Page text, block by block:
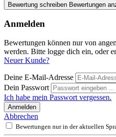
Bewertung schreiben Bewertungen
Anmelden
Bewertungen können nur von
werden. Bitte logge dich ein, oder
Neuer Kunde?
Deine E-Mail-Adresse
Dein Passwort
Ich habe mein Passwort vergessen.
Anmelden
Abbrechen
Bewertungen nur in der aktuellen